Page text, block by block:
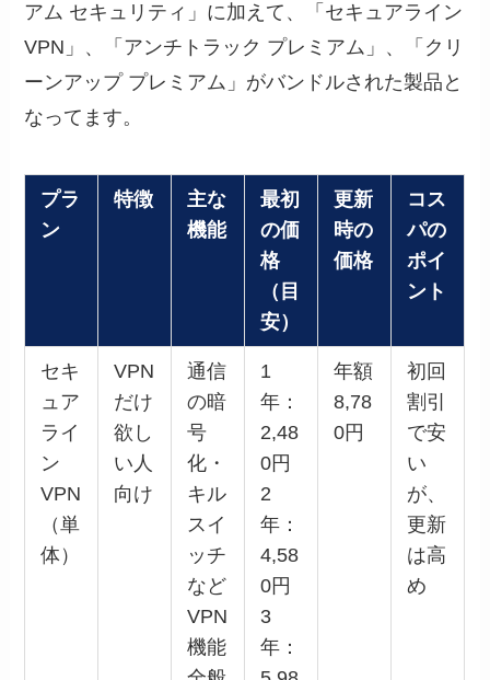
アム セキュリティ」に加えて、「セキュアライン
VPN」、「アンチトラック プレミアム」、「クリ
ーンアップ プレミアム」がバンドルされた製品と
なってます。
プラ
ン
特徴
主な
機能
最初
の価
格
（目
安）
更新
時の
価格
コス
パの
ポイ
ント
セキ
ュア
ライ
ン
VPN
（単
体）
VPN
だけ
欲し
い人
向け
通信
の暗
号
化・
キル
スイ
ッチ
など
VPN
機能
1
年：
2,48
0円
2
年：
4,58
0円
3
年：
年額
8,78
0円
初回
割引
で安
い
が、
更新
は高
め